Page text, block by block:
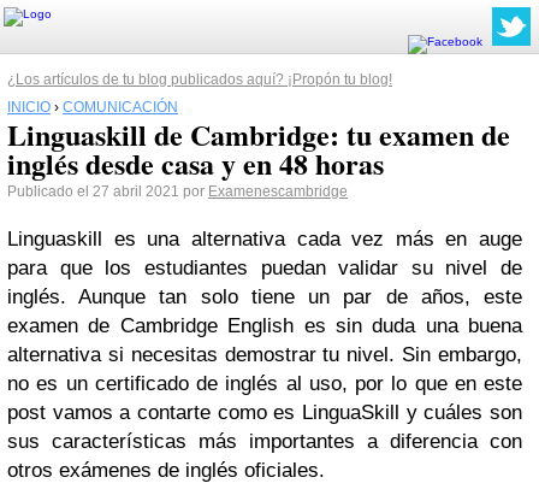
¿Los artículos de tu blog publicados aquí? ¡Propón tu blog!
INICIO › COMUNICACIÓN
Linguaskill de Cambridge: tu examen de
inglés desde casa y en 48 horas
Publicado el 27 abril 2021 por Examenescambridge
Linguaskill es una alternativa cada vez más en auge
para que los estudiantes puedan validar su nivel de
inglés. Aunque tan solo tiene un par de años, este
examen de Cambridge English es sin duda una buena
alternativa si necesitas demostrar tu nivel. Sin embargo,
no es un certificado de inglés al uso, por lo que en este
post vamos a contarte como es LinguaSkill y cuáles son
sus características más importantes a diferencia con
otros exámenes de inglés oficiales.